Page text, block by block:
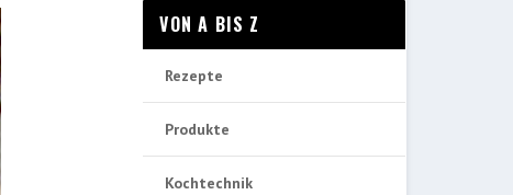
VON A BIS Z
Rezepte
Produkte
Kochtechnik